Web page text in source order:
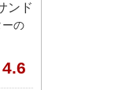
ンド
ーの
4.6